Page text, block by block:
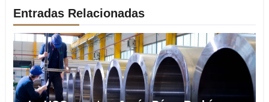
Entradas Relacionadas